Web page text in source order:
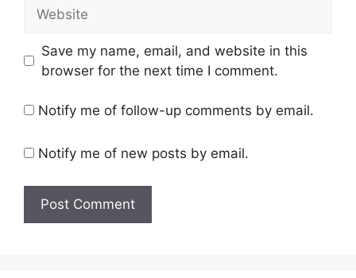
Save my name, email, and website in this
browser for the next time I comment.
Notify me of follow-up comments by email.
Notify me of new posts by email.